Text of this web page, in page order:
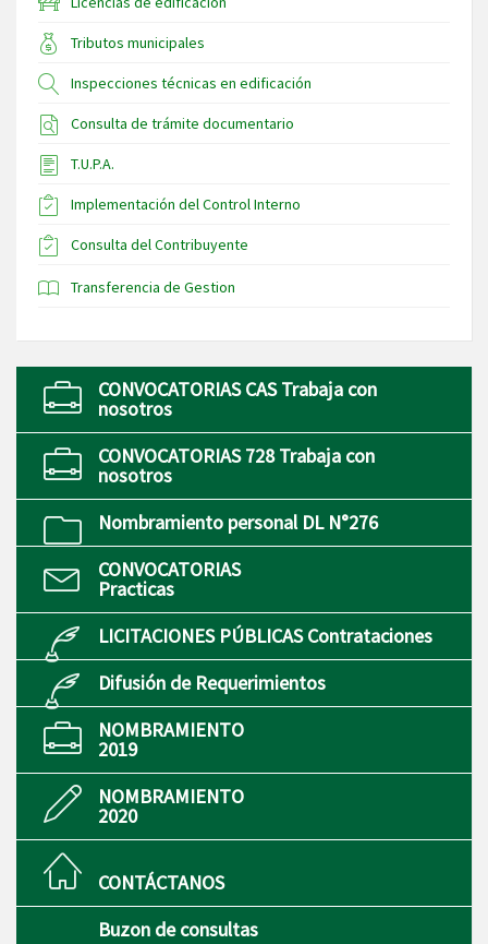
Tributos municipales
Inspecciones técnicas en edificación
Consulta de trámite documentario
T.U.P.A.
Implementación del Control Interno
Consulta del Contribuyente
Transferencia de Gestion
CONVOCATORIAS CAS Trabaja con
nosotros
CONVOCATORIAS 728 Trabaja con
nosotros
Nombramiento personal DL N°276
CONVOCATORIAS
Practicas
LICITACIONES PÚBLICAS Contrataciones
Difusión de Requerimientos
NOMBRAMIENTO
2019
NOMBRAMIENTO
2020
CONTÁCTANOS
Buzon de consultas